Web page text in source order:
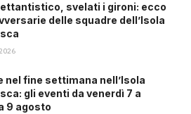
svelati i gironi: ecco
delle squadre dell’Isola
nel fine settimana nell’Isola
gli eventi da venerdì 7 a
9 agosto